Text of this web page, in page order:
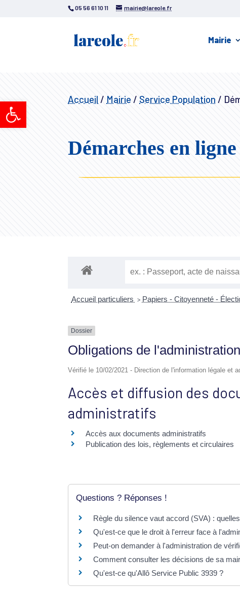
Ouvrir la barre d’outils
05 56 61 10 11 mairie@lareole.fr
Mairie
Accueil / Mairie / Service Population /
Démarches en ligne
Accueil particuliers > Papiers - Citoyenneté -
Dossier
Obligations de
Vérifié le 10/02/2021 - Direction de l'information légale et
Accès et diffusion des
administratifs
Accès aux documents administratifs
Publication des lois, règlements et circulaires
Questions ? Réponses !
Règle du silence vaut accord (SVA) :
Qu'est-ce que le droit à l'erreur face à
Peut-on demander à l'administration de
Comment consulter les décisions de sa
Qu'est-ce qu'Allô Service Public 3939 ?